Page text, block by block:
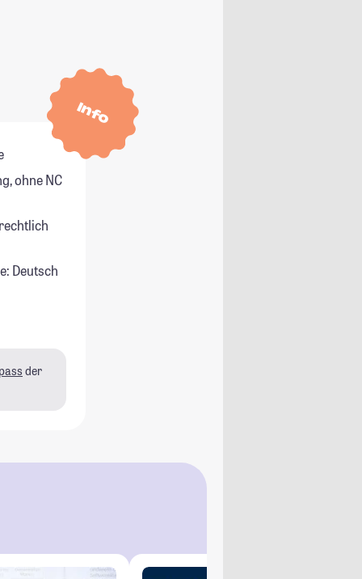
Info
ohne NC
Deutsch
der